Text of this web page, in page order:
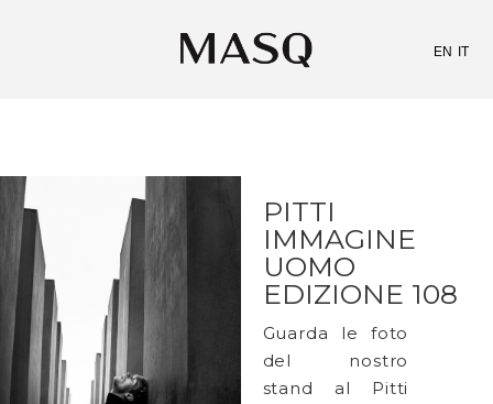
EN IT
PITTI
IMMAGINE
UOMO
EDIZIONE 108
Guarda le foto
del nostro
stand al Pitti